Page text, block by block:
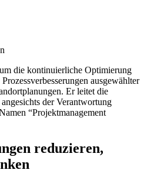
die kontinuierliche Optimierung
ausgewählter
Er leitet die
der Verantwortung
“Projektmanagement
reduzieren,